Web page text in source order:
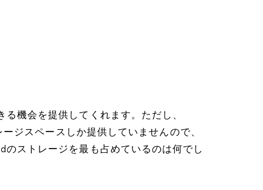
機会を提供してくれます。ただし、
ジスペースしか提供していませんので、
ストレージを最も占めているのは何でし